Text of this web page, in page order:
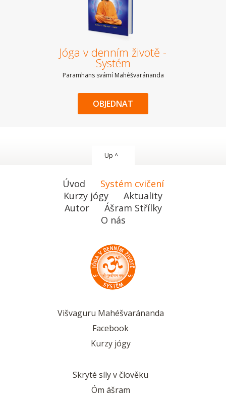
Jóga v denním životě -
Systém
Paramhans svámí Mahéšvaránanda
OBJEDNAT
Up ^
Úvod
Systém cvičení
Kurzy jógy
Aktuality
Autor
Ášram Střílky
O nás
Višvaguru Mahéšvaránanda
Facebook
Kurzy jógy
Skryté síly v člověku
Óm ášram